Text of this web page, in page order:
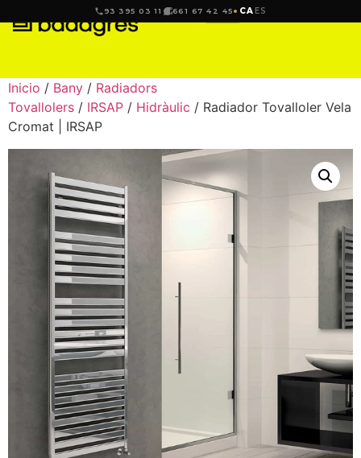
93 395 03 11 661 67 42 45 CA ES
Inicio / Bany / Radiadors
Tovallolers / IRSAP / Hidràulic / Radiador Tovalloler Vela
Cromat | IRSAP